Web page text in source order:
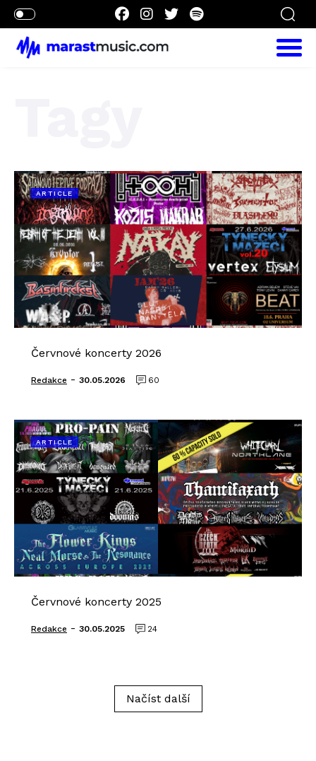
ARTICLE
Červnové koncerty 2026
Redakce - 30.05.2026 60
ARTICLE
Červnové koncerty 2025
Redakce - 30.05.2025 24
Načíst další